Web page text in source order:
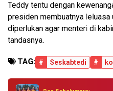
Teddy tentu dengan
presiden membuatnya leluasa
diperlukan agar menteri di
tandasnya.
TAG: # Seskabtedi #